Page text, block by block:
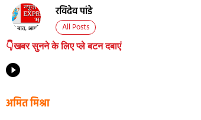
रविदेव पांडे
All Posts
👇खबर सुनने के लिए प्ले बटन दबाएं
अमित मिश्रा